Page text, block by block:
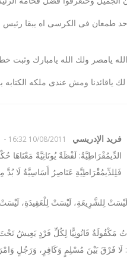
طمعان فى الكرسى اه يبقا رئيس
يامصر ولك الله يامبارك وثبت
ياقائدنا ومش عندى ملكه الكتابه
فريد الإدريسي
10/08/2011 16:32
-
الدِّيمُقْرَاطِيَّةُ: لَفْظَةٌ يُونَانِيَّةٌ
فَلِلدِّيمُقْرَاطِيَّةِ عَنَاصِرُ أَسَاسِيَّةٌ لَا بُدَّ
لِلشَّرِيعَةِ، لَيْسَتْ لِلْعَقِيدَةِ،
مَكْفُولَةٌ قَانُونِيًّا لِكُلِّ فَرْدٍ يَعِيشُ
لَا فَرْقَ بَيْنَ مُسْلِمٍ وَكَافِرٍ، وَرَجُلٍ
داعش ليبيا
مصري في طرابلس...